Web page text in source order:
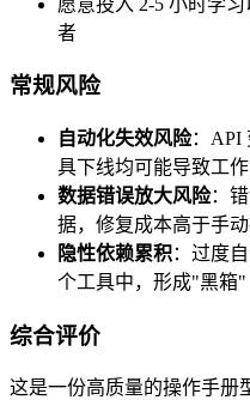
者
常规风险
自动化失效风险：API
具下线均可能导致工
数据错误放大风险：
据，修复成本高于手
隐性依赖累积：过度
个工具中，形成"黑箱"
综合评价
这是一份高质量的操作手册